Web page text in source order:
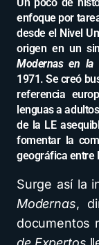
enfoque por
desde el Nivel
origen en un
Modernas en la
1971. Se creó
referencia
lenguas a
de la LE
fomentar la
geográfica entre
Surge así la
Modernas,
documentos